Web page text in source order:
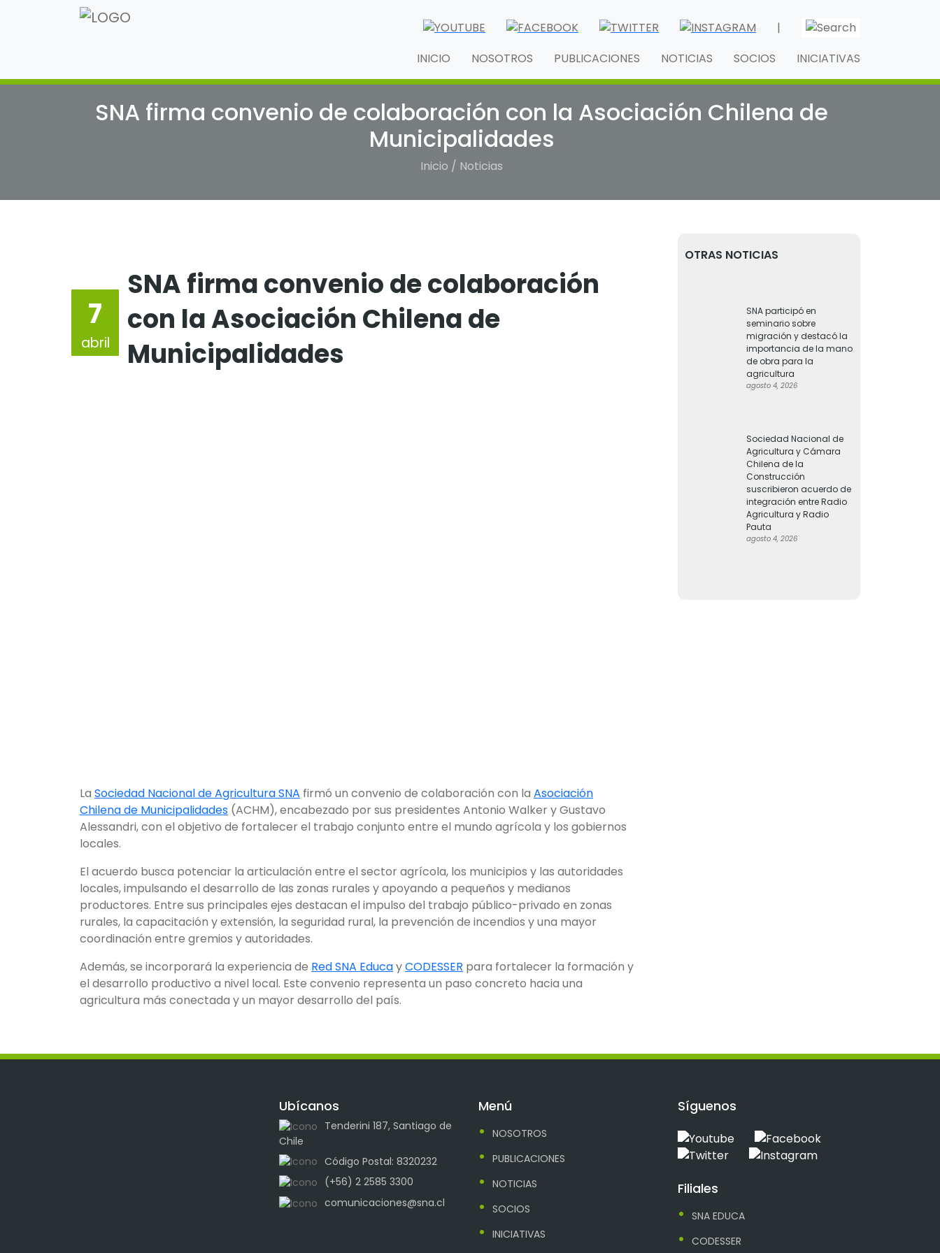
|
INICIO
NOSOTROS PUBLICACIONES NOTICIAS SOCIOS INICIATIVAS
SNA firma convenio de colaboración con la Asociación Chilena de
Municipalidades
Inicio / Noticias
7
abril
SNA firma convenio de colaboración
con la Asociación Chilena de
Municipalidades
La Sociedad Nacional de Agricultura SNA firmó un convenio de colaboración con la Asociación
Chilena de Municipalidades (ACHM), encabezado por sus presidentes Antonio Walker y Gustavo
Alessandri, con el objetivo de fortalecer el trabajo conjunto entre el mundo agrícola y los gobiernos
locales.
El acuerdo busca potenciar la articulación entre el sector agrícola, los municipios y las autoridades
locales, impulsando el desarrollo de las zonas rurales y apoyando a pequeños y medianos
productores. Entre sus principales ejes destacan el impulso del trabajo público-privado en zonas
rurales, la capacitación y extensión, la seguridad rural, la prevención de incendios y una mayor
coordinación entre gremios y autoridades.
Además, se incorporará la experiencia de Red SNA EducayCODESSER para fortalecer la formación y
el desarrollo productivo a nivel local. Este convenio representa un paso concreto hacia una
agricultura más conectada y un mayor desarrollo del país.
OTRAS NOTICIAS
SNA participó en
seminario sobre
migración y destacó la
importancia de la mano
de obra para la
agricultura
agosto 4, 2026
Sociedad Nacional de
Agricultura y Cámara
Chilena de la
Construcción
suscribieron acuerdo de
integración entre Radio
Agricultura y Radio
Pauta
agosto 4, 2026
Ubícanos
Tenderini 187, Santiago de
Chile
Código Postal: 8320232
(+56) 2 2585 3300
comunicaciones@sna.cl
Menú
NOSOTROS
PUBLICACIONES
NOTICIAS
SOCIOS
INICIATIVAS
Síguenos
Filiales
SNA EDUCA
CODESSER